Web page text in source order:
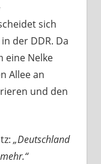
sich
der DDR. Da
eine Nelke
Allee an
und den
„Deutschland